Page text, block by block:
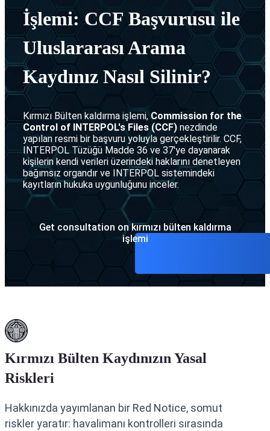
İade
Interpol Gümüş
Interpol
İşlemi: CCF Başvurusu ile
Uluslararası Arama
Kaydınız Nasıl Silinir?
Kırmızı Bülten kaldırma işlemi, Commission for the
Control of INTERPOL's Files (CCF) nezdinde
yapılan resmi bir başvuru yoluyla gerçekleştirilir. CCF,
INTERPOL Tüzüğü Madde 36 ve 37'ye dayanarak
kişilerin kendi verileri üzerindeki haklarını denetleyen
bağımsız organdır ve INTERPOL sistemindeki
kayıtların hukuka uygunluğunu inceler.
Get consultation on kırmızı bülten kaldırma
i̇şlemi
Kırmızı Bülten Kaydınızın Yasal
Riskleri
Hakkınızda yayımlanan bir Red Notice, somut
riskler yaratır: havalimanı kontrolleri sırasında